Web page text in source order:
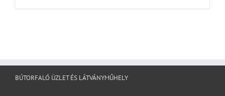
BÚTORFALÓ ÜZLET ÉS LÁTVÁNYMŰHELY